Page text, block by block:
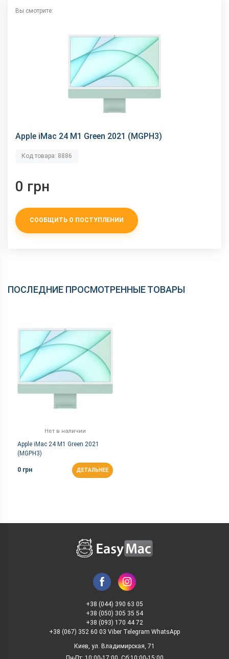
Вы смотрите:
Apple iMac 24 M1 Green 2021 (MGPH3)
Код товара: 8886
0 грн
СООБЩИТЬ О ПОСТУПЛЕНИИ
ПОСЛЕДНИЕ ПРОСМОТРЕННЫЕ ТОВАРЫ
Нет в наличии
Apple iMac 24 M1 Green 2021
(MGPH3)
0 грн ДЕТАЛЬНЕЕ
+38 (044) 390 63 05
+38 (050) 305 35 54
+38 (093) 170 44 72
+38 (067) 352 60 03 Viber Telegram WhatsApp
Киев, ул. Владимирская, 71